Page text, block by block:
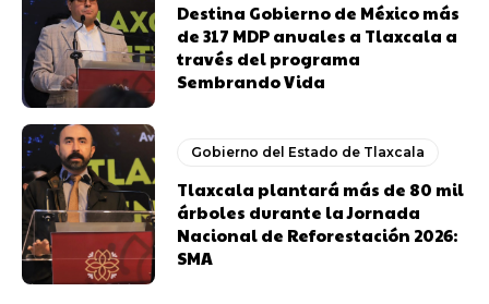
Destina Gobierno de México más
de 317 MDP anuales a Tlaxcala a
través del programa
Sembrando Vida
Gobierno del Estado de Tlaxcala
Tlaxcala plantará más de 80 mil
árboles durante la Jornada
Nacional de Reforestación 2026:
SMA